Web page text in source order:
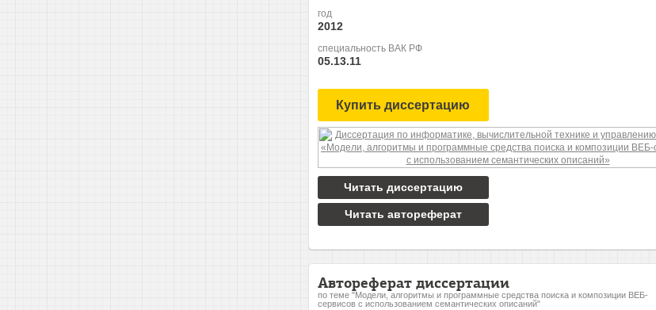
год
2012
специальность ВАК РФ
05.13.11
Купить диссертацию
Читать диссертацию
Читать автореферат
Автореферат диссертации
по теме "Модели, алгоритмы и программные средства поиска и композиции ВЕБ-
сервисов с использованием семантических описаний"